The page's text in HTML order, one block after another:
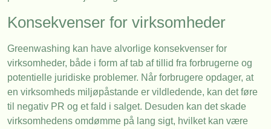
Konsekvenser for virksomheder
Greenwashing kan have alvorlige konsekvenser for
virksomheder, både i form af tab af tillid fra forbrugerne og
potentielle juridiske problemer. Når forbrugere opdager, at
en virksomheds miljøpåstande er vildledende, kan det føre
til negativ PR og et fald i salget. Desuden kan det skade
virksomhedens omdømme på lang sigt, hvilket kan være